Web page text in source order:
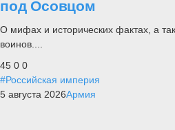
под Осовцом
О мифах и исторических фактах, а
воинов....
45 0 0
#Российская империя
5 августа 2026Армия